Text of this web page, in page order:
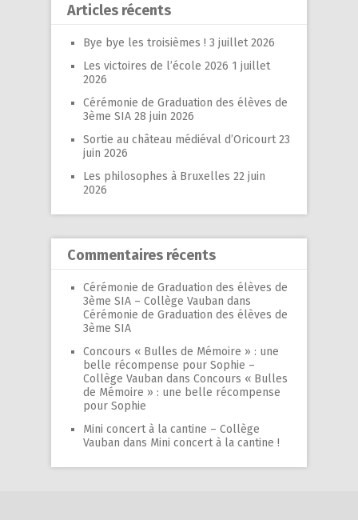
Articles récents
Bye bye les troisièmes ! 3 juillet 2026
Les victoires de l’école 2026 1 juillet
2026
Cérémonie de Graduation des élèves de
3ème SIA 28 juin 2026
Sortie au château médiéval d’Oricourt 23
juin 2026
Les philosophes à Bruxelles 22 juin
2026
Commentaires récents
Cérémonie de Graduation des élèves de
3ème SIA – Collège Vauban dans
Cérémonie de Graduation des élèves de
3ème SIA
Concours « Bulles de Mémoire » : une
belle récompense pour Sophie –
Collège Vauban dans Concours « Bulles
de Mémoire » : une belle récompense
pour Sophie
Mini concert à la cantine – Collège
Vauban dans Mini concert à la cantine !